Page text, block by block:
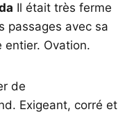
Il était très ferme
passages avec sa
entier. Ovation.
de
Exigeant, corré et